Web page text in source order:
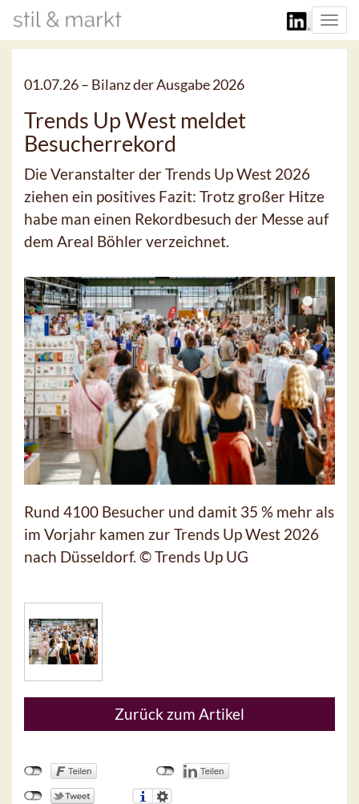
01.07.26 – Bilanz der Ausgabe 2026
Trends Up West meldet
Besucherrekord
Die Veranstalter der Trends Up West 2026
ziehen ein positives Fazit: Trotz großer Hitze
habe man einen Rekordbesuch der Messe auf
dem Areal Böhler verzeichnet.
Rund 4100 Besucher und damit 35 % mehr als
im Vorjahr kamen zur Trends Up West 2026
nach Düsseldorf. © Trends Up UG
Zurück zum Artikel